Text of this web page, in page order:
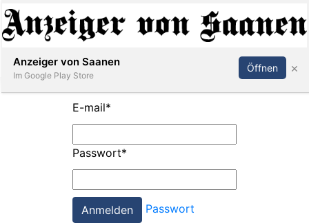
Abonnieren Anmelden
E-mail*
Passwort*
Passwort
Anzeiger von Saanen
Im Google Play Store
Öffnen ×